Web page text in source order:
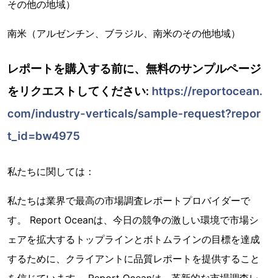
その他の地域）
南米（アルゼンチン、ブラジル、南米のその他地域）
レポートを購入する前に、無料のサンプルページ
をリクエストしてください: https://reportocean.
com/industry-verticals/sample-request?repor
t_id=bw4975
私たちに関しては：
私たちは業界で最高の市場調査レポートプロバイダーで
す。 Report Oceanは、今日の競争の激しい環境で市場シ
ェアを拡大するトップラインとボトムラインの目標を達成
するために、クライアントに品質レポートを提供すること